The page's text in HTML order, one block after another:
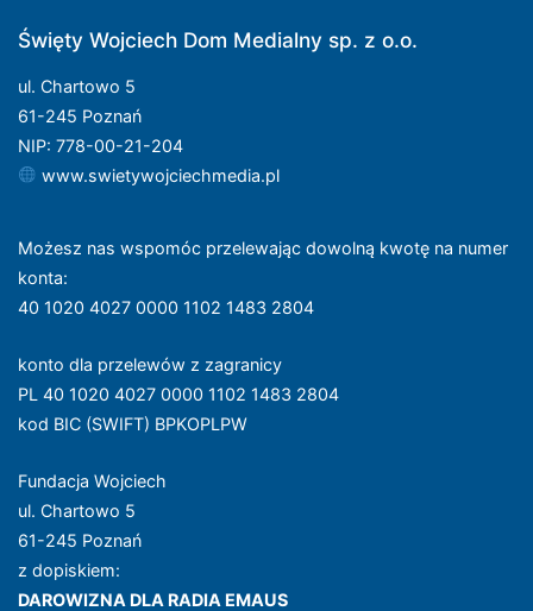
Święty Wojciech Dom Medialny sp. z o.o.
ul. Chartowo 5
61-245 Poznań
NIP: 778-00-21-204
www.swietywojciechmedia.pl
Możesz nas wspomóc przelewając dowolną kwotę na numer
konta:
40 1020 4027 0000 1102 1483 2804
konto dla przelewów z zagranicy
PL 40 1020 4027 0000 1102 1483 2804
kod BIC (SWIFT) BPKOPLPW
Fundacja Wojciech
ul. Chartowo 5
61-245 Poznań
z dopiskiem:
DAROWIZNA DLA RADIA EMAUS